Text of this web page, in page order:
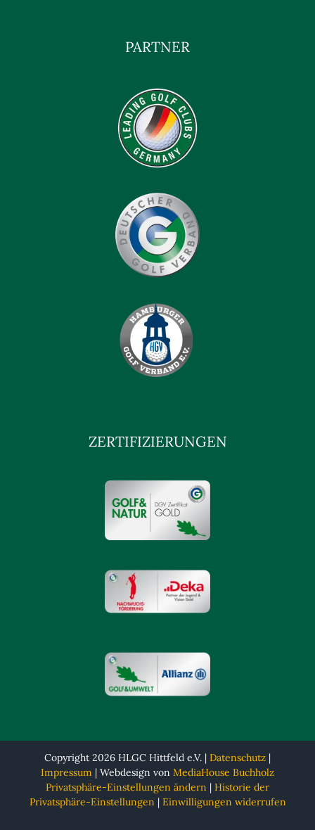
PARTNER
ZERTIFIZIERUNGEN
Copyright 2026 HLGC Hittfeld e.V. | Datenschutz |
Impressum | Webdesign von MediaHouse Buchholz
Privatsphäre-Einstellungen ändern | Historie der
Privatsphäre-Einstellungen | Einwilligungen widerrufen